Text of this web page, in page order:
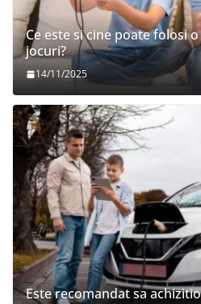
Ce este si cine poate folosi
jocuri?
14/11/2025
Este recomandat sa